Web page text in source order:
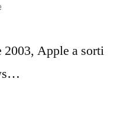
2003, Apple a sorti